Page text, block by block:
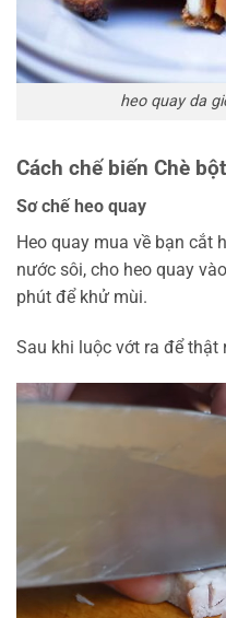
heo quay da
Cách chế biến Chè
Sơ chế heo quay
Heo quay mua về bạn cắt
nước sôi, cho heo quay
phút để khử mùi.
Sau khi luộc vớt ra để thật